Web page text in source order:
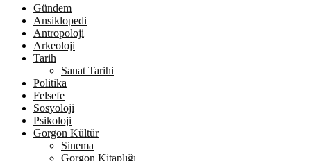
Gündem
Ansiklopedi
Antropoloji
Arkeoloji
Tarih
Sanat Tarihi
Politika
Felsefe
Sosyoloji
Psikoloji
Gorgon Kültür
Sinema
Gorgon Kitaplığı